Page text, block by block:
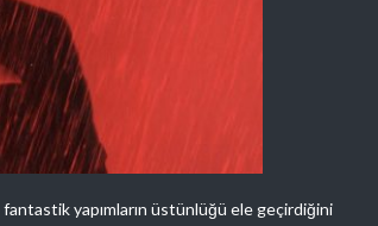
yapımların üstünlüğü ele geçirdiğini